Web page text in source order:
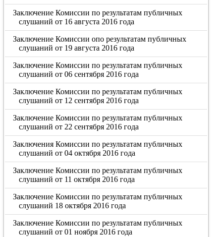
Заключение Комиссии по результатам публичных
слушаний от 16 августа 2016 года
Заключение Комиссии опо результатам публичных
слушаний от 19 августа 2016 года
Заключение Комиссии по результатам публичных
слушаний от 06 сентября 2016 года
Заключение Комиссии по результатам публичных
слушаний от 12 сентября 2016 года
Заключение Комиссии по результатам публичных
слушаний от 22 сентября 2016 года
Заключения Комиссии по результатам публичных
слушаний от 04 октября 2016 года
Заключение Комиссии по результатам публичных
слушаний от 11 октября 2016 года
Заключение Комиссии по результатам публичных
слушаний 18 октября 2016 года
Заключение Комиссии по результатам публичных
слушаний от 01 ноября 2016 года